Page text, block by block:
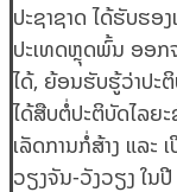
ປະຊາຊາດ ໄດ້ຮັບຮອ
ປະເທດຫຼຸດພົ້ນ ອອກ
ໄດ້, ຍ້ອນຮັບຮູ້ວ່າປະ
ໄດ້ສືບຕໍ່ປະຕິບັດໄລຍ
ເລັດການກໍ່ສ້າງ ແລະ
ວຽງຈັນ-ວັງວຽງ ໃນ